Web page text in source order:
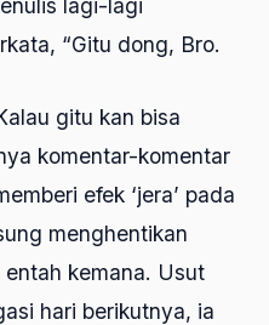
lagi-lagi
“Gitu dong, Bro.
gitu kan bisa
komentar-komentar
efek ‘jera’ pada
menghentikan
kemana. Usut
hari berikutnya, ia